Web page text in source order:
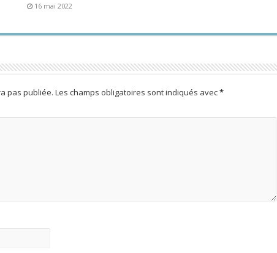
16 mai 2022
pas publiée. Les champs obligatoires sont indiqués avec*